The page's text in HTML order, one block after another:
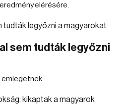
elérésére.
sem tudták legyőzni
emlegetnek.